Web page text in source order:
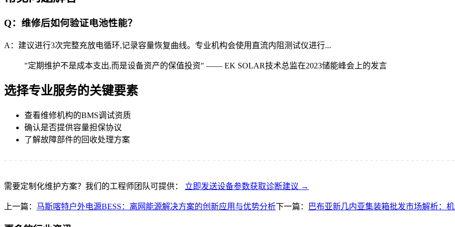
Q：维修后如何验证电池性能？
A：建议进行3次完整充放电循环,记录容量恢复曲线。专业机构会使用直流内阻测试仪进行...
"定期维护不是成本支出,而是设备资产的保值投资" —— EK SOLAR技术总监在2023储能峰会上的发言
选择专业服务的关键要素
查看维修机构的BMS调试资质
确认是否提供容量担保协议
了解故障部件的回收处理方案
需要定制化维护方案？我们的工程师团队可提供： 立即发送设备参数获取诊断建议 →
上一篇： 马斯喀特户外电源BESS：离网能源解决方案的创新应用与优势分析下一篇： 巴布亚新几内亚集装箱批发市场解析：